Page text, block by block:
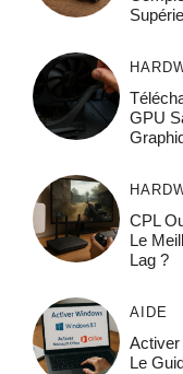
GPU
CPL
Le
Lag ?
AIDE
Activer
Le